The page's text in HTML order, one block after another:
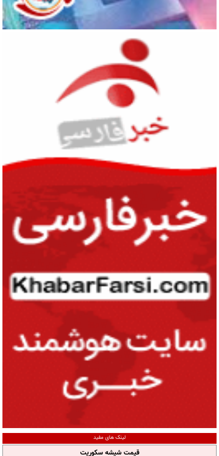
لینک های مفید
قیمت شیشه سکوریت